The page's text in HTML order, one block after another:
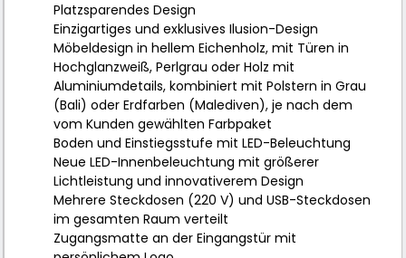
Platzsparendes Design
Einzigartiges und exklusives Ilusion-Design
Möbeldesign in hellem Eichenholz, mit Türen in
Hochglanzweiß, Perlgrau oder Holz mit
Aluminiumdetails, kombiniert mit Polstern in Grau
(Bali) oder Erdfarben (Malediven), je nach dem
vom Kunden gewählten Farbpaket
Boden und Einstiegsstufe mit LED-Beleuchtung
Neue LED-Innenbeleuchtung mit größerer
Lichtleistung und innovativerem Design
Mehrere Steckdosen (220 V) und USB-Steckdosen
im gesamten Raum verteilt
Zugangsmatte an der Eingangstür mit